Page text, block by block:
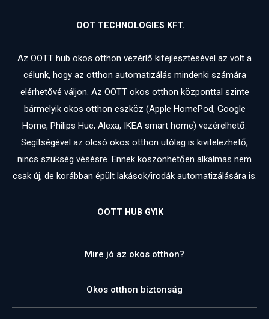
OOT TECHNOLOGIES KFT.
Az OOTT hub okos otthon vezérlő kifejlesztésével az volt a
célunk, hogy az otthon automatizálás mindenki számára
elérhetővé váljon. Az OOTT okos otthon központtal szinte
bármelyik okos otthon eszköz (Apple HomePod, Google
Home, Philips Hue, Alexa, IKEA smart home) vezérelhető.
Segítségével az olcsó okos otthon utólag is kivitelezhető,
nincs szükség vésésre. Ennek köszönhetően alkalmas nem
csak új, de korábban épült lakások/irodák automatizálására is.
OOTT HUB GYIK
Mire jó az okos otthon?
Okos otthon biztonság